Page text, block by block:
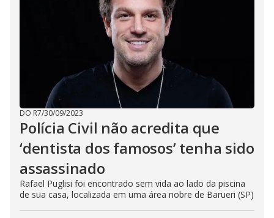
DO R7/30/09/2023
Polícia Civil não acredita que
‘dentista dos famosos’ tenha sido
assassinado
Rafael Puglisi foi encontrado sem vida ao lado da piscina
de sua casa, localizada em uma área nobre de Barueri (SP)